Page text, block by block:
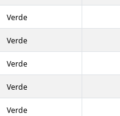
Verde
Verde
Verde
Verde
Verde